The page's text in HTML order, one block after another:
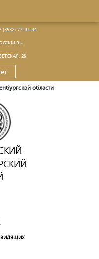
(3532) 77–01–44
28
области